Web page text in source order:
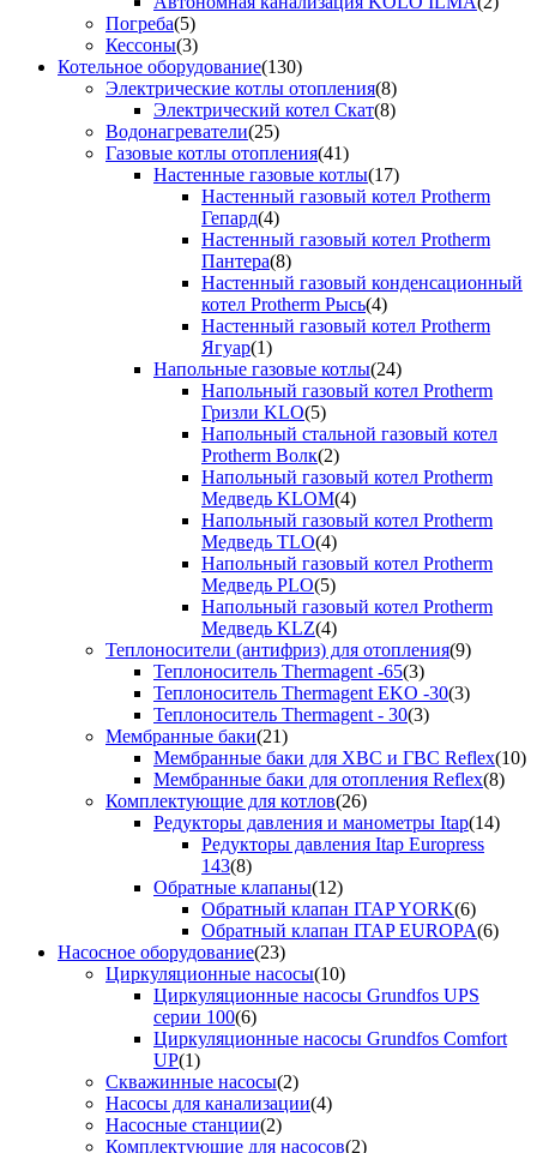
Погреба(5)
Кессоны(3)
Котельное оборудование(130)
Электрические котлы отопления(8)
Электрический котел Скат(8)
Водонагреватели(25)
Газовые котлы отопления(41)
Настенные газовые котлы(17)
Настенный газовый котел Protherm
Гепард(4)
Настенный газовый котел Protherm
Пантера(8)
Настенный газовый конденсационный
котел Protherm Рысь(4)
Настенный газовый котел Protherm
Ягуар(1)
Напольные газовые котлы(24)
Напольный газовый котел Protherm
Гризли KLO(5)
Напольный стальной газовый котел
Protherm Волк(2)
Напольный газовый котел Protherm
Медведь KLOM(4)
Напольный газовый котел Protherm
Медведь TLO(4)
Напольный газовый котел Protherm
Медведь PLO(5)
Напольный газовый котел Protherm
Медведь KLZ(4)
Теплоносители (антифриз) для отопления(9)
Теплоноситель Thermagent -65(3)
Теплоноситель Thermagent EKO -30(3)
Теплоноситель Thermagent - 30(3)
Мембранные баки(21)
Мембранные баки для ХВС и ГВС Reflex(10)
Мембранные баки для отопления Reflex(8)
Комплектующие для котлов(26)
Редукторы давления и манометры Itap(14)
Редукторы давления Itap Europress
143(8)
Обратные клапаны(12)
Обратный клапан ITAP YORK(6)
Обратный клапан ITAP EUROPA(6)
Насосное оборудование(23)
Циркуляционные насосы(10)
Циркуляционные насосы Grundfos UPS
серии 100(6)
Циркуляционные насосы Grundfos Comfort
UP(1)
Скважинные насосы(2)
Насосы для канализации(4)
Насосные станции(2)
Комплектующие для насосов(2)